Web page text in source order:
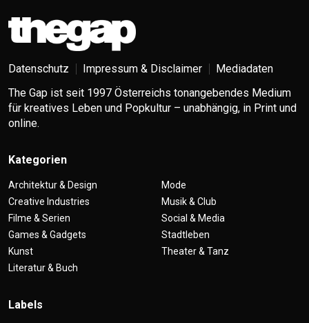
Datenschutz Impressum & Disclaimer
Mediadaten
The Gap ist seit 1997 Österreichs tonangebendes Medium
für kreatives Leben und Popkultur – unabhängig, in Print und
online.
Kategorien
Architektur & Design
Creative Industries
Filme & Serien
Games & Gadgets
Kunst
Literatur & Buch
Mode
Musik & Club
Social & Media
Stadtleben
Theater & Tanz
Labels